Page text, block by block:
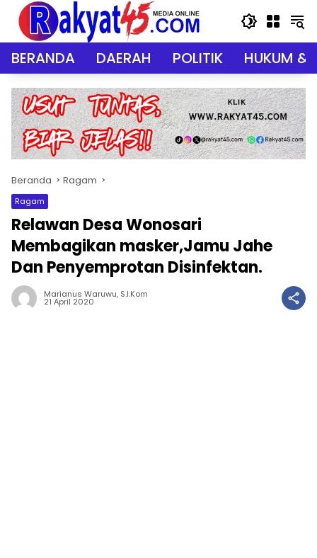
Langsung
konten
BERANDA DAERAH POLITIK HUKUM &
Beranda Ragam
Ragam
Relawan Desa Wonosari
Membagikan masker,Jamu Jahe
Dan Penyemprotan Disinfektan.
Marianus Waruwu, S.I.Kom
21 April 2020